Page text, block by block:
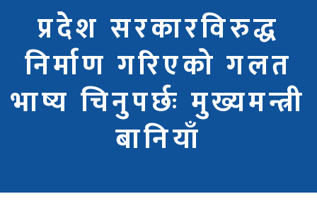
प्रदेश सरकारविरुद्ध
निर्माण गरिएको गलत
भाष्य चिनुपर्छः मुख्यमन्त्री
बानियाँ